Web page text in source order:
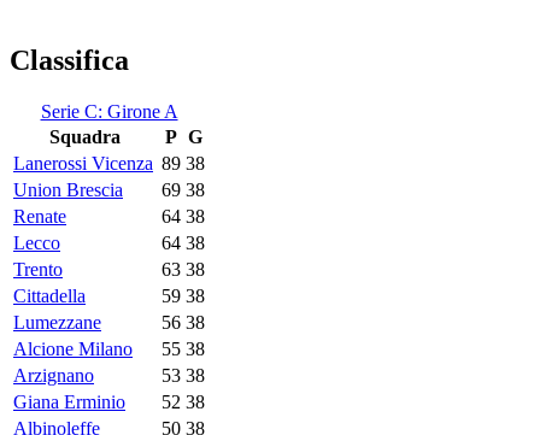
Classifica
Serie C: Girone A
Squadra
P G
Lanerossi Vicenza 89 38
Union Brescia
69 38
Renate
64 38
Lecco
64 38
Trento
63 38
Cittadella
59 38
Lumezzane
56 38
Alcione Milano
55 38
Arzignano
53 38
Giana Erminio
52 38
Albinoleffe
50 38